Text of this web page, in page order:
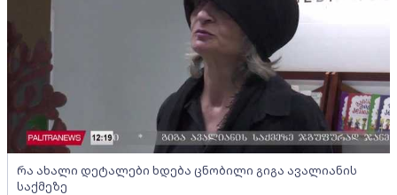
რა ახალი დეტალები ხდება ცნობილი გიგა ავალიანის
საქმეზე